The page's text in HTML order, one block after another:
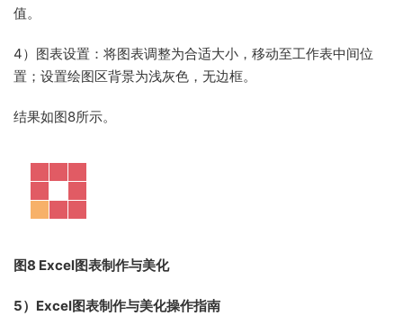
值。
4）图表设置：将图表调整为合适大小，移动至工作表中间位
置；设置绘图区背景为浅灰色，无边框。
结果如图8所示。
图8 Excel图表制作与美化
5）Excel图表制作与美化操作指南